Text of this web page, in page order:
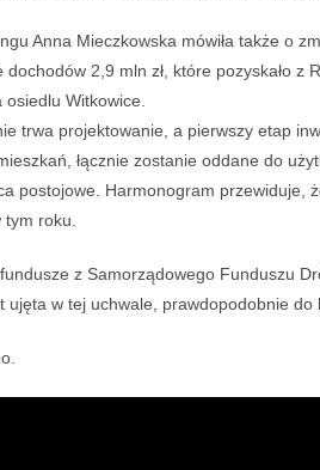
Anna Mieczkowska mówiła także o
2,9 mln zł, które pozyskało z
Witkowice.
trwa projektowanie, a pierwszy etap
łącznie zostanie oddane do
postojowe. Harmonogram przewiduje,
roku.
z Samorządowego Funduszu
ujęta w tej uchwale, prawdopodobnie